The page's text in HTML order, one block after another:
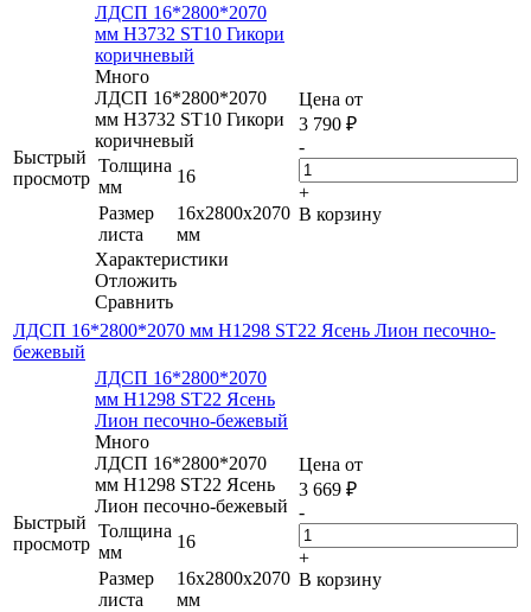
Быстрый
просмотр
ЛДСП 16*2800*2070
мм H3732 ST10 Гикори
коричневый
Много
ЛДСП 16*2800*2070
мм H3732 ST10 Гикори
коричневый
Толщина
мм
16
Размер
листа
16x2800x2070
мм
Характеристики
Отложить
Сравнить
Цена от
3 790 ₽
-
+
В корзину
ЛДСП 16*2800*2070 мм H1298 ST22 Ясень Лион песочно-
бежевый
Быстрый
просмотр
ЛДСП 16*2800*2070
мм H1298 ST22 Ясень
Лион песочно-бежевый
Много
ЛДСП 16*2800*2070
мм H1298 ST22 Ясень
Лион песочно-бежевый
Толщина
мм
16
Размер
листа
16x2800x2070
мм
Цена от
3 669 ₽
-
+
В корзину